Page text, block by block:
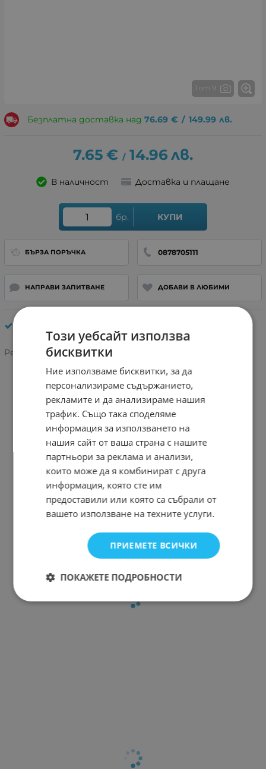
1 от 9
Безплатна доставка над 76.69 € / 149.99 лв.
7.65 € / 14.96 лв.
В наличност Доставка и плащане
бр. КУПИ
БЪРЗА ПОРЪЧКА 0878705111
НАПРАВИ ЗАПИТВАНЕ ДОБАВИ В ЛЮБИМИ
Рейтинг:
Този уебсайт използва
бисквитки
Ние използваме бисквитки, за да
персонализираме съдържанието,
рекламите и да анализираме нашия
трафик. Също така споделяме
информация за използването на
нашия сайт от ваша страна с нашите
партньори за реклама и анализи,
които може да я комбинират с друга
информация, която сте им
предоставили или която са събрали от
вашето използване на техните услуги.
ПРИЕМЕТЕ ВСИЧКИ
ПОКАЖЕТЕ ПОДРОБНОСТИ